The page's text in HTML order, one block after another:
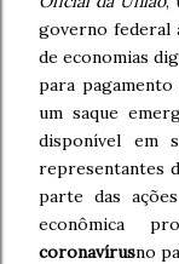
governo federal
de economias
para pagamento
um saque
disponível em
representantes
parte das
econômica
coronavírusno